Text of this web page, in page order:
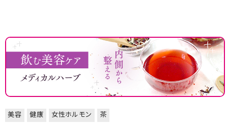
美容 健康 女性ホルモン 茶